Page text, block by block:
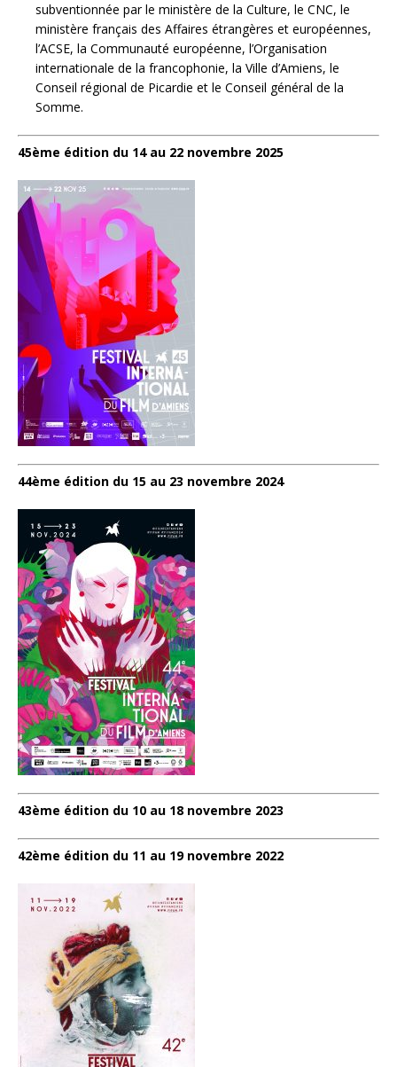
subventionnée par le ministère de la Culture, le CNC, le
ministère français des Affaires étrangères et européennes,
l’ACSE, la Communauté européenne, l’Organisation
internationale de la francophonie, la Ville d’Amiens, le
Conseil régional de Picardie et le Conseil général de la
Somme.
45ème édition du 14 au 22 novembre 2025
44ème édition du 15 au 23 novembre 2024
43ème édition du 10 au 18 novembre 2023
42ème édition du 11 au 19 novembre 2022